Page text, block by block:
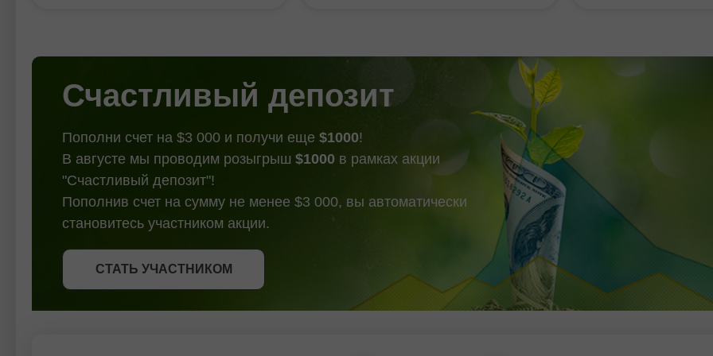
qolmoqda. Qarshilik 2 : 0.44529
Qarshilik
Pivot : 13.40688 Qo'llab-quvvatlash
kechirmoqda. Shu
bo'yicha asosiy
СТАТЬ УЧАСТНИКОМ
Счастливый депозит
Пополни счет на $3 000 и получи еще $1000!
В августе мы проводим розыгрыш $1000 в рамках акции
"Счастливый депозит"!
Пополнив счет на сумму не менее $3 000, вы автоматически
становитесь участником акции.
СТАТЬ УЧАСТНИКОМ
ПОЛУЧИТЬ БОНУС